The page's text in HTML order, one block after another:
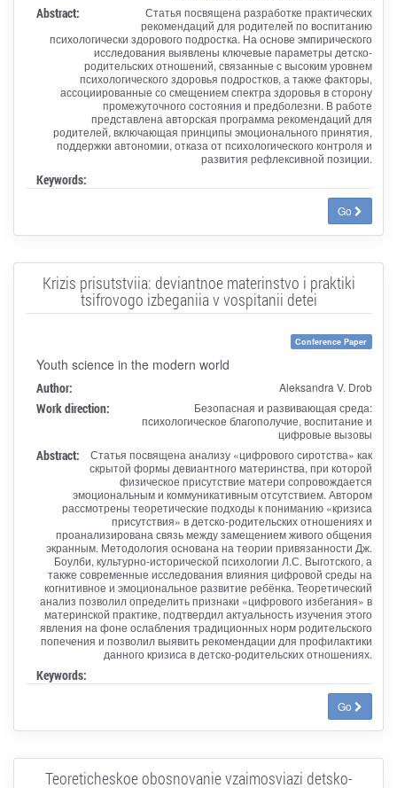
Abstract:
Статья посвящена разработке практических
рекомендаций для родителей по воспитанию
психологически здорового подростка. На основе эмпирического
исследования выявлены ключевые параметры детско-
родительских отношений, связанные с высоким уровнем
психологического здоровья подростков, а также факторы,
ассоциированные со смещением спектра здоровья в сторону
промежуточного состояния и предболезни. В работе
представлена авторская программа рекомендаций для
родителей, включающая принципы эмоционального принятия,
поддержки автономии, отказа от психологического контроля и
развития рефлексивной позиции.
Keywords:
Go
Krizis prisutstviia: deviantnoe materinstvo i praktiki
tsifrovogo izbeganiia v vospitanii detei
Conference Paper
Youth science in the modern world
Author: Aleksandra V. Drob
Work direction:
Безопасная и развивающая среда:
психологическое благополучие, воспитание и
цифровые вызовы
Abstract:
Статья посвящена анализу «цифрового сиротства» как
скрытой формы девиантного материнства, при которой
физическое присутствие матери сопровождается
эмоциональным и коммуникативным отсутствием. Автором
рассмотрены теоретические подходы к пониманию «кризиса
присутствия» в детско-родительских отношениях и
проанализирована связь между замещением живого общения
экранным. Методология основана на теории привязанности Дж.
Боулби, культурно-исторической психологии Л.С. Выготского, а
также современные исследования влияния цифровой среды на
когнитивное и эмоциональное развитие ребёнка. Теоретический
анализ позволил определить признаки «цифрового избегания» в
материнской практике, подтвердил актуальность изучения этого
явления на фоне ослабления традиционных норм родительского
попечения и позволил выявить рекомендации для профилактики
данного кризиса в детско-родительских отношениях.
Keywords:
Go
Teoreticheskoe obosnovanie vzaimosviazi detsko-